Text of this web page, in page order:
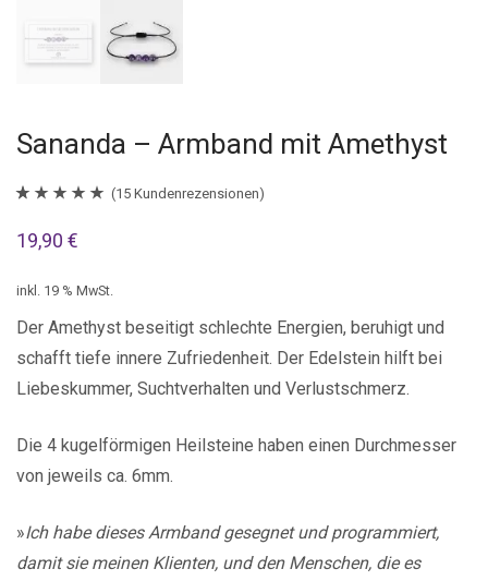
Sananda – Armband mit Amethyst
5.00von 5,
(15 Kundenrezensionen)
19,90 €
inkl. 19 % MwSt.
Der Amethyst beseitigt schlechte Energien, beruhigt und
schafft tiefe innere Zufriedenheit. Der Edelstein hilft bei
Liebeskummer, Suchtverhalten und Verlustschmerz.
Die 4 kugelförmigen Heilsteine haben einen Durchmesser
von jeweils ca. 6mm.
»Ich habe dieses Armband gesegnet und programmiert,
damit sie meinen Klienten, und den Menschen, die es